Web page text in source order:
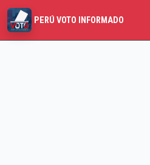
PERÚ VOTO INFORMADO